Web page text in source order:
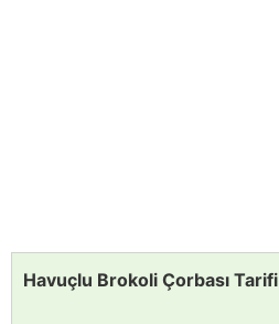
Havuçlu Brokoli Çorbası Tarifi